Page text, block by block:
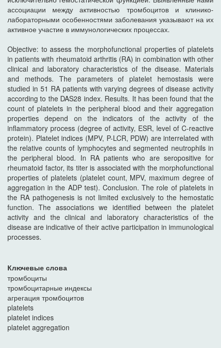
ассоциации между активностью тромбоцитов и клинико-
лабораторными особенностями заболевания указывают на их
активное участие в иммунологических процессах.
Objective: to assess the morphofunctional properties of platelets
in patients with rheumatoid arthritis (RA) in combination with other
clinical and laboratory characteristics of the disease. Materials
and methods. The parameters of platelet hemostasis were
studied in 51 RA patients with varying degrees of disease activity
according to the DAS28 index. Results. It has been found that the
count of platelets in the peripheral blood and their aggregation
properties depend on the indicators of the activity of the
inflammatory process (degree of activity, ESR, level of C-reactive
protein). Platelet indices (MPV, P-LCR, PDW) are interrelated with
the relative counts of lymphocytes and segmented neutrophils in
the peripheral blood. In RA patients who are seropositive for
rheumatoid factor, its titer is associated with the morphofunctional
properties of platelets (platelet count, MPV, maximum degree of
aggregation in the ADP test). Conclusion. The role of platelets in
the RA pathogenesis is not limited exclusively to the hemostatic
function. The associations we identified between the platelet
activity and the clinical and laboratory characteristics of the
disease are indicative of their active participation in immunological
processes.
Ключевые слова
тромбоциты
тромбоцитарные индексы
агрегация тромбоцитов
platelets
platelet indices
platelet aggregation